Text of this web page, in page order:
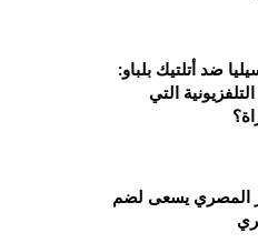
ضد أتلتيك بلباو:
التي
المصري يسعى لضم